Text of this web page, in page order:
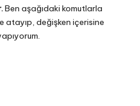
Ben aşağıdaki komutlarla
atayıp, değişken içerisine